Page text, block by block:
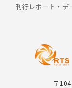
〒
刊行レポート・デ